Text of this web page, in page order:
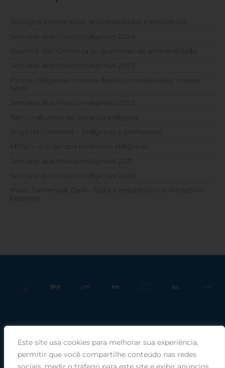
Este site usa cookies para melhorar sua experiência,
permitir que você compartilhe conteúdo nas redes
Diálogos interétnicos: ancestralidades e resistência
Semana dos Povos Indígenas 2024
Quem é ela? Conheça as guerreiras da ancestralidade
Semana dos Povos Indígenas 2023
Povos Indígenas: nossos direitos, nossas vidas, nossas
lutas
Semana dos Povos Indígenas 2022
Talin – tabuleiro de literatura indígena
Jogo da memória – Indígenas e profissões
MOVÍ – o jogo dos territórios indígenas
Semana dos Povos Indígenas 2021
Semana dos Povos Indígenas 2020
Povo Jamamadi Deni – festa e resistência na Amazônia
brasileira
Praça Rui Barbosa, 220, sala 66, Porto Alegre, RS, 90030-100 |